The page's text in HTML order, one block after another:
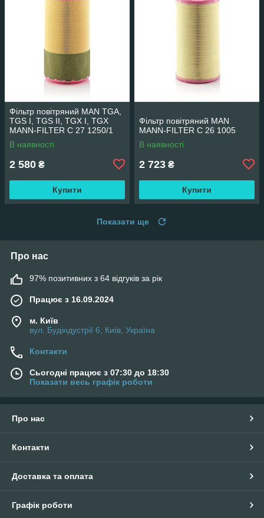
Фільтр повітряний MAN TGA,
TGS I, TGS II, TGX I, TGX
MANN-FILTER C 27 1250/1
В наявності
2 580 ₴
Купити
Фільтр повітряний MAN
MANN-FILTER C 26 1005
В наявності
2 723 ₴
Купити
Показати ще
Про нас
97% позитивних з 64 відгуків за рік
Працює з 16.09.2024
м. Київ
вул. Будіндустрії 6, Київ, Україна
Контакти
Сьогодні працює з 07:30 до 18:30
Показати весь графік роботи
Про нас
Контакти
Доставка та оплата
Графік роботи